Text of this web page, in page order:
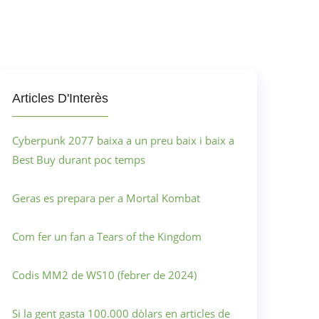
Articles D'Interès
Cyberpunk 2077 baixa a un preu baix i baix a
Best Buy durant poc temps
Geras es prepara per a Mortal Kombat
Com fer un fan a Tears of the Kingdom
Codis MM2 de WS10 (febrer de 2024)
Si la gent gasta 100.000 dòlars en articles de